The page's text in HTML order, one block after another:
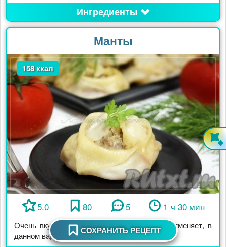
Ингредиенты
Манты
158 ккал
5.0 80 5 1 ч 30 мин
Очень вкусные манты (классику никто не отменяет, в
данном варианте в фарш добавила ...
СОХРАНИТЬ РЕЦЕПТ